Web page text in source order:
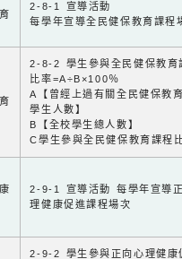
2-8-1 宣導活動
每學年宣導全民健保教育課程
2-8-2 學生參與全民健保教育
比率=A÷B×100％
A【曾經上過有關全民健保教
學生人數】
B【全校學生總人數】
C學生參與全民健保教育課程
2-9-1 宣導活動 每學年宣導
理健康促進課程場次
2-9-2 學生參與正向心理健康